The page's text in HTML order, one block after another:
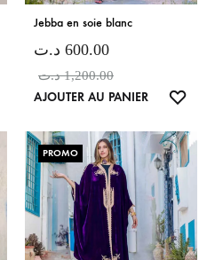
SOUHAITS
Jebba en soie blanc
600.00 د.ت
1,200.00 د.ت
AJOUTER AU PANIER
PROMO